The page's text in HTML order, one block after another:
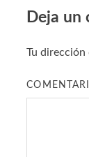
Deja un
Tu